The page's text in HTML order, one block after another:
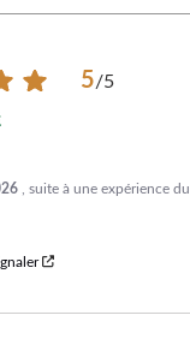
5/5
, suite à une expérience du